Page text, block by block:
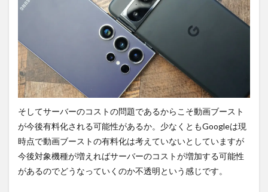
そしてサーバーのコストの問題であるからこそ動画ブースト
が今後有料化される可能性があるか。少なくともGoogleは現
時点で動画ブーストの有料化は考えていないとしていますが
今後対象機種が増えればサーバーのコストが増加する可能性
があるのでどうなっていくのか不透明という感じです。